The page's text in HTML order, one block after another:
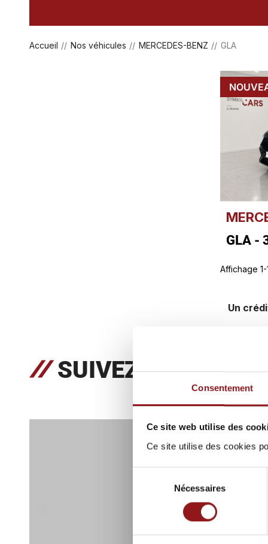
Consentement
Ce site web utilise des
Ce site utilise des cookies
consentement
Nécessaires
Accueil Nos véhicules MERCEDES-BENZ GLA
GLA -
Affichage
Un
SUIVEZ NOUS